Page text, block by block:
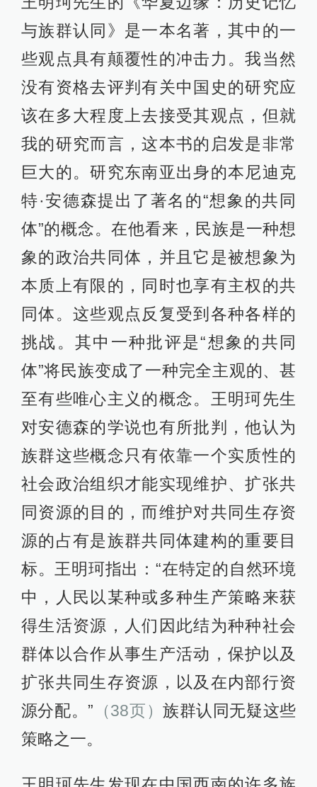
与族群认同》是一本名著，其中的一
些观点具有颠覆性的冲击力。我当然
没有资格去评判有关中国史的研究应
该在多大程度上去接受其观点，但就
我的研究而言，这本书的启发是非常
巨大的。研究东南亚出身的本尼迪克
特·安德森提出了著名的“想象的共同
体”的概念。在他看来，民族是一种想
象的政治共同体，并且它是被想象为
本质上有限的，同时也享有主权的共
同体。这些观点反复受到各种各样的
挑战。其中一种批评是“想象的共同
体”将民族变成了一种完全主观的、甚
至有些唯心主义的概念。王明珂先生
对安德森的学说也有所批判，他认为
族群这些概念只有依靠一个实质性的
社会政治组织才能实现维护、扩张共
同资源的目的，而维护对共同生存资
源的占有是族群共同体建构的重要目
标。王明珂指出：“在特定的自然环境
中，人民以某种或多种生产策略来获
得生活资源，人们因此结为种种社会
群体以合作从事生产活动，保护以及
扩张共同生存资源，以及在内部行资
源分配。” （38页）族群认同无疑这些
策略之一。